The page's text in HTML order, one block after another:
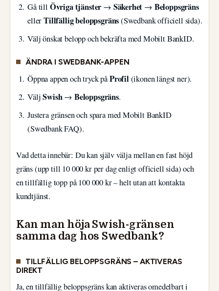
Gå till Övriga tjänster → Säkerhet → Beloppsgräns
ellerTillfällig beloppsgräns(Swedbank officiell sida).
Välj önskat belopp och bekräfta med Mobilt BankID.
ÄNDRA I SWEDBANK-APPEN
Öppna appen och tryck påProfil (ikonen längst ner).
VäljSwish→ Beloppsgräns.
Justera gränsen och spara med Mobilt BankID
(Swedbank FAQ).
Vad detta innebär: Du kan själv välja mellan en fast höjd
gräns (upp till 10 000 kr per dag enligt officiell sida) och
en tillfällig topp på 100 000 kr – helt utan att kontakta
kundtjänst.
Kan man höja Swish-gränsen
samma dag hos Swedbank?
TILLFÄLLIG BELOPPSGRÄNS – AKTIVERAS
DIREKT
Ja, en tillfällig beloppsgräns kan aktiveras omedelbart i